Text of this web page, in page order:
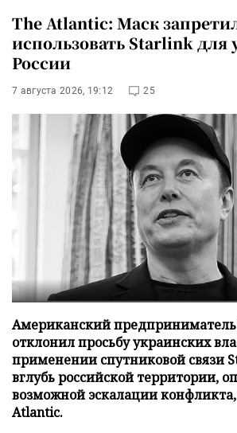
The Atlantic: Маск
использовать Starlink для
России
7 августа 2026, 19:12 25
Американский
отклонил просьбу украинских
применении спутниковой связи
вглубь российской территории,
возможной эскалации
Atlantic.